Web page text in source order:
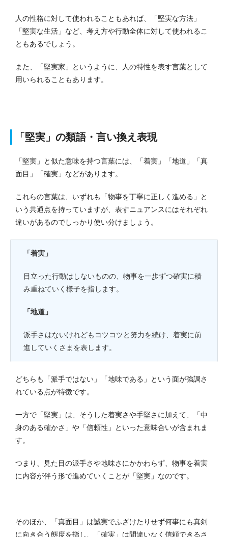
人の性格に対して使われることもあれば、「堅実な方法」
「堅実な生活」など、考え方や行動全体に対して使われるこ
ともあるでしょう。
また、「堅実家」というように、人の特性を表す言葉として
用いられることもあります。
「堅実」の類語・言い換え表現
「堅実」と似た意味を持つ言葉には、「着実」「地道」「真
面目」「確実」などがあります。
これらの言葉は、いずれも「物事を丁寧に正しく進める」と
いう共通点を持っていますが、表すニュアンスにはそれぞれ
違いがあるのでしっかり使い分けましょう。
「着実」
目立った行動はしないものの、物事を一歩ずつ確実に積
み重ねていく様子を指します。
「地道」
派手さはないけれどもコツコツと努力を続け、着実に前
進していくさまを表します。
どちらも「派手ではない」「地味である」という面が強調さ
れている点が特徴です。
一方で「堅実」は、そうした着実さや手堅さに加えて、「中
身のある確かさ」や「信頼性」といった意味合いが含まれま
す。
つまり、見た目の派手さや地味さにかかわらず、物事を着実
に内容が伴う形で進めていくことが「堅実」なのです。
そのほか、「真面目」は誠実でふざけたりせず何事にも真剣
に向き合う態度を指し、「確実」は間違いなく信頼できるさ